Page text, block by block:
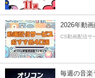
2026年動
CS動画配信サ
毎週の音楽